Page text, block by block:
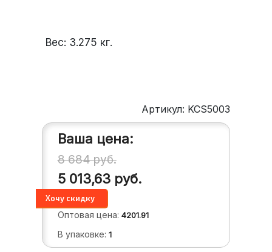
Вес: 3.275 кг.
Артикул: KCS5003
Ваша цена:
8 684руб.
5 013,63 руб.
Оптовая цена: 4201.91
В упаковке: 1